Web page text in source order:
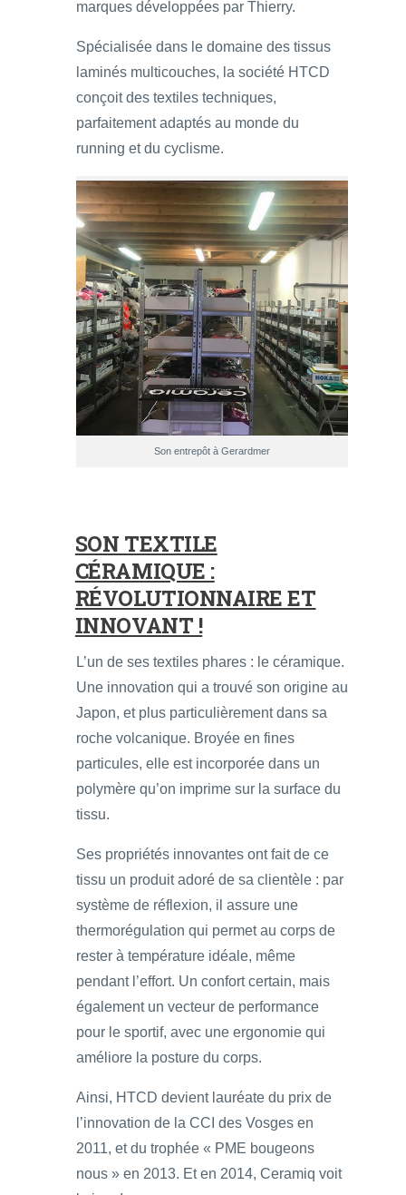
marques développées par Thierry.
Spécialisée dans le domaine des tissus
laminés multicouches, la société HTCD
conçoit des textiles techniques,
parfaitement adaptés au monde du
running et du cyclisme.
Son entrepôt à Gerardmer
SON TEXTILE
CÉRAMIQUE :
RÉVOLUTIONNAIRE ET
INNOVANT !
L’un de ses textiles phares : le céramique.
Une innovation qui a trouvé son origine au
Japon, et plus particulièrement dans sa
roche volcanique. Broyée en fines
particules, elle est incorporée dans un
polymère qu’on imprime sur la surface du
tissu.
Ses propriétés innovantes ont fait de ce
tissu un produit adoré de sa clientèle : par
système de réflexion, il assure une
thermorégulation qui permet au corps de
rester à température idéale, même
pendant l’effort. Un confort certain, mais
également un vecteur de performance
pour le sportif, avec une ergonomie qui
améliore la posture du corps.
Ainsi, HTCD devient lauréate du prix de
l’innovation de la CCI des Vosges en
2011, et du trophée « PME bougeons
nous » en 2013. Et en 2014, Ceramiq voit